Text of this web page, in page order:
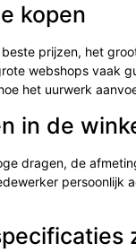
kopen
prijzen, het
webshops vaak
het uurwerk
in de
dragen, de
persoonlijk